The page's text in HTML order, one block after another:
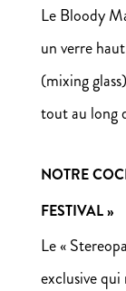
Le Bloody
un verre
(mixing
tout au long
NOTRE
FESTIVAL »
Le «
exclusive